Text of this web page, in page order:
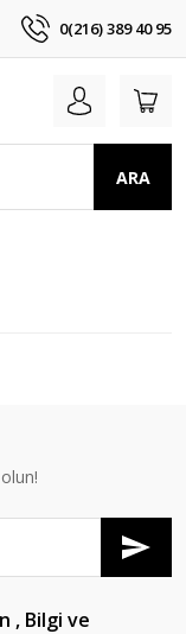
0(216) 389 40 95
ARA
, Bilgi ve